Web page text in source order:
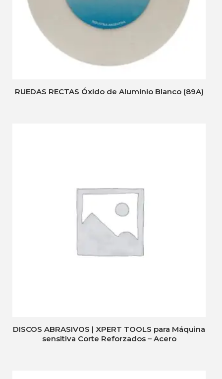
RUEDAS RECTAS Óxido de Aluminio Blanco (89A)
DISCOS ABRASIVOS | XPERT TOOLS para Máquina
sensitiva Corte Reforzados – Acero